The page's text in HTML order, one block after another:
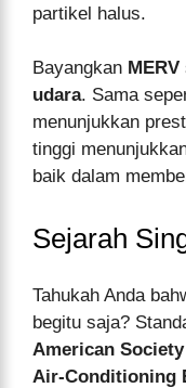
partikel halus.
Bayangkan MERV
udara. Sama
menunjukkan
tinggi
baik dalam
Sejarah
Tahukah Anda
begitu saja?
American
Air-Conditioning